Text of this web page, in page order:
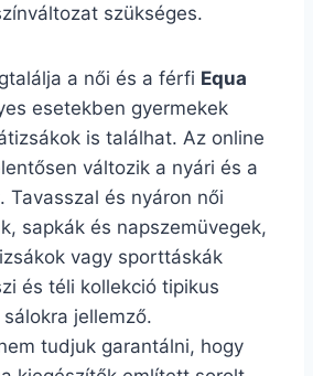
szükséges.
a női és a férfi Equa
esetekben gyermekek
is találhat. Az online
változik a nyári és a
Tavasszal és nyáron női
sapkák és napszemüvegek,
vagy sporttáskák
és téli kollekció tipikus
jellemző.
tudjuk garantálni, hogy